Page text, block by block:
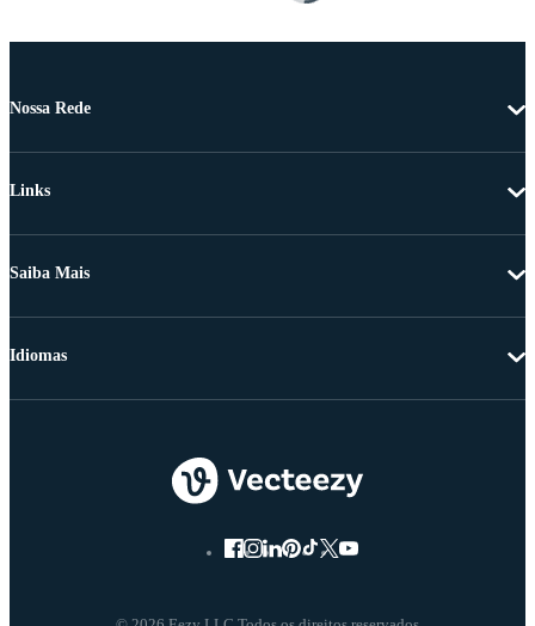
Nossa Rede
Links
Saiba Mais
Idiomas